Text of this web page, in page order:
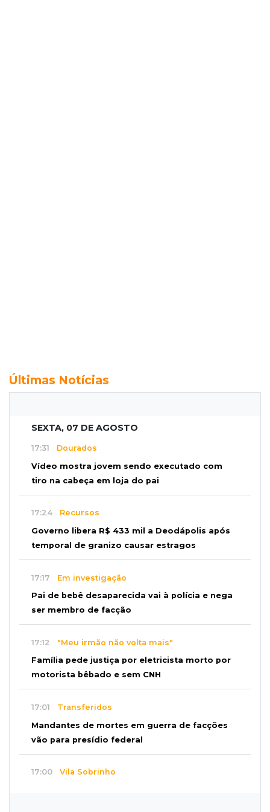
Últimas Notícias
SEXTA, 07 DE AGOSTO
17:31 Dourados
Vídeo mostra jovem sendo executado com
tiro na cabeça em loja do pai
17:24 Recursos
Governo libera R$ 433 mil a Deodápolis após
temporal de granizo causar estragos
17:17 Em investigação
Pai de bebê desaparecida vai à polícia e nega
ser membro de facção
17:12 "Meu irmão não volta mais"
Família pede justiça por eletricista morto por
motorista bêbado e sem CNH
17:01 Transferidos
Mandantes de mortes em guerra de facções
vão para presídio federal
17:00 Vila Sobrinho